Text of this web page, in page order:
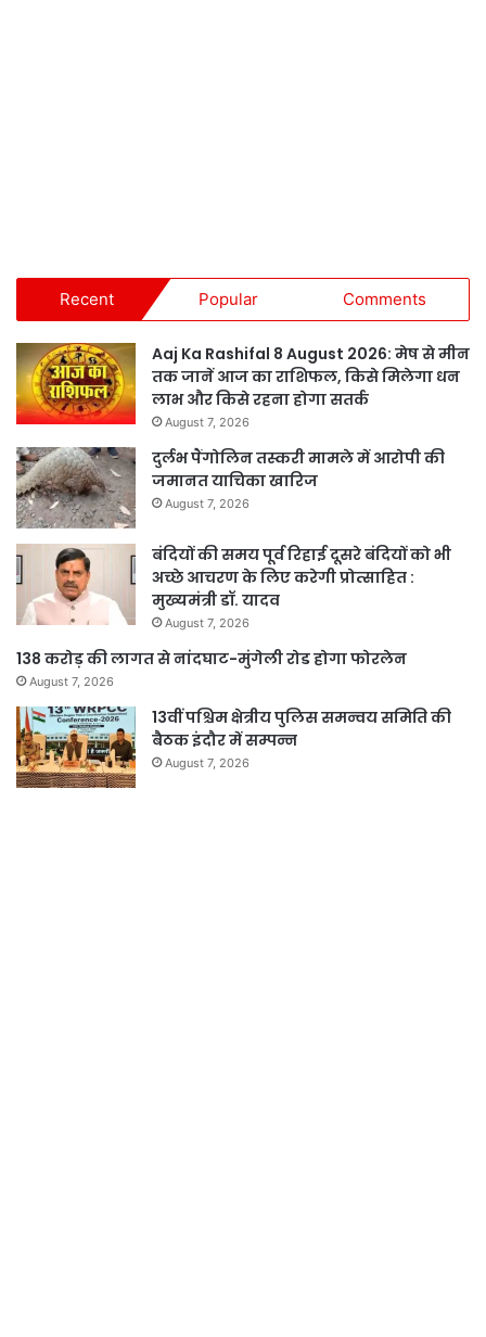
Recent Popular Comments
Aaj Ka Rashifal 8 August 2026: मेष से मीन
तक जानें आज का राशिफल, किसे मिलेगा धन
लाभ और किसे रहना होगा सतर्क
August 7, 2026
दुर्लभ पैंगोलिन तस्करी मामले में आरोपी की
जमानत याचिका खारिज
August 7, 2026
बंदियों की समय पूर्व रिहाई दूसरे बंदियों को भी
अच्छे आचरण के लिए करेगी प्रोत्साहित :
मुख्यमंत्री डॉ. यादव
August 7, 2026
138 करोड़ की लागत से नांदघाट-मुंगेली रोड होगा फोरलेन
August 7, 2026
13वीं पश्चिम क्षेत्रीय पुलिस समन्वय समिति की
बैठक इंदौर में सम्पन्न
August 7, 2026